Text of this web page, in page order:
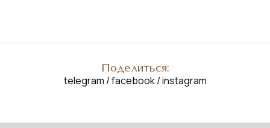
Поделиться:
telegram /facebook/instagram